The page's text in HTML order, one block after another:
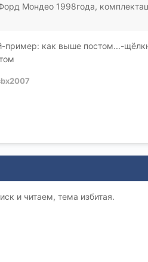
Мондео 1998года,
пример: как выше постом...-
и читаем, тема избитая.